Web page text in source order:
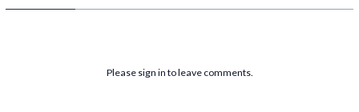
Please sign in to leave comments.